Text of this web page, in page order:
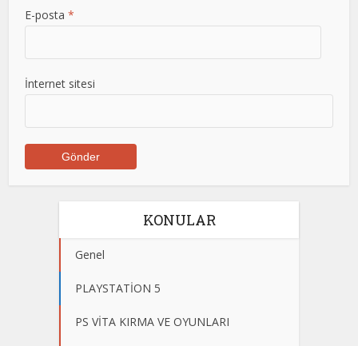
E-posta*
İnternet sitesi
KONULAR
Genel
PLAYSTATİON 5
PS VİTA KIRMA VE OYUNLARI